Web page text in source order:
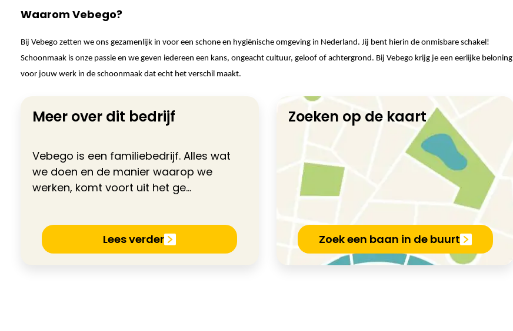
Waarom Vebego?
Bij Vebego zetten we ons gezamenlijk in voor een schone en hygiënische omgeving in Nederland. Jij bent hierin de onmisbare schakel!
Schoonmaak is onze passie en we geven iedereen een kans, ongeacht cultuur, geloof of achtergrond. Bij Vebego krijg je een eerlijke beloning
voor jouw werk in de schoonmaak dat echt het verschil maakt.
Meer over dit bedrijf
Vebego is een familiebedrijf. Alles wat
we doen en de manier waarop we
werken, komt voort uit het ge...
Lees verder
Zoeken op de kaart
Zoek een baan in de buurt